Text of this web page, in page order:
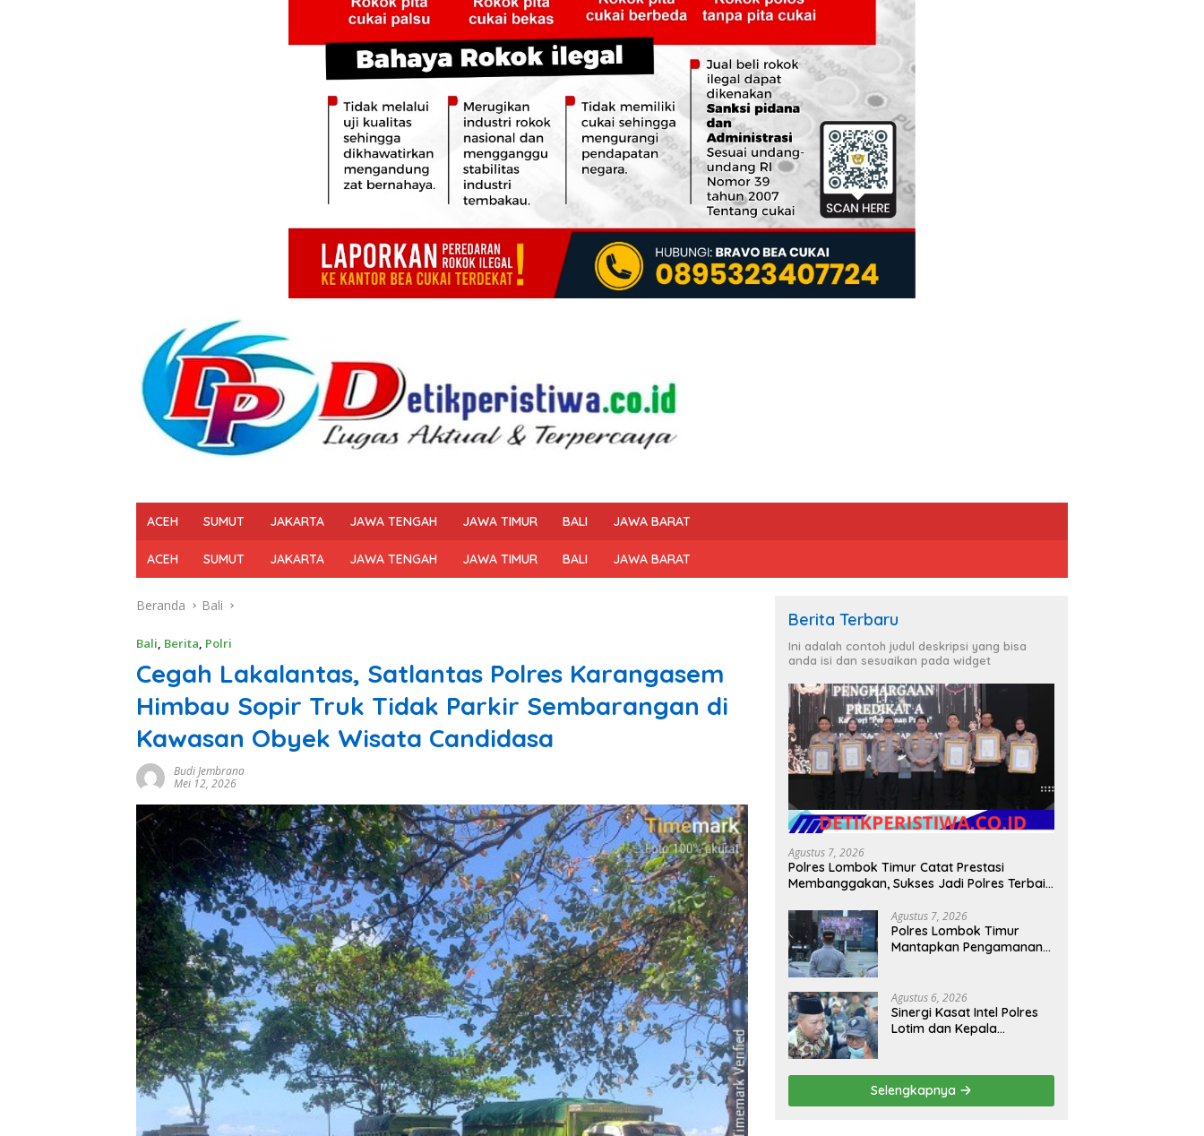
ACEH SUMUT JAKARTA JAWA TENGAH JAWA TIMUR BALI JAWA BARAT
ACEH SUMUT JAKARTA JAWA TENGAH JAWA TIMUR BALI JAWA BARAT
Beranda Bali
Bali, Berita, Polri
Cegah Lakalantas, Satlantas Polres Karangasem
Himbau Sopir Truk Tidak Parkir Sembarangan di
Kawasan Obyek Wisata Candidasa
Budi Jembrana
Mei 12, 2026
Berita Terbaru
Ini adalah contoh judul deskripsi yang bisa
anda isi dan sesuaikan pada widget
Agustus 7, 2026
Polres Lombok Timur Catat Prestasi
Membanggakan, Sukses Jadi Polres Terbaik
Agustus 7, 2026
Polres Lombok Timur
Mantapkan Pengamanan
Sambut Agenda Kapolri
Agustus 6, 2026
Sinergi Kasat Intel Polres
Lotim dan Kepala
Masyarakat
Selengkapnya